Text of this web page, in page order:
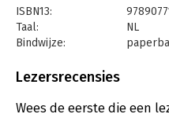
Het Doorleefboek is geschikt
basisschoolleeftijd. Er zijn
voor verschillende
actieve opdrachten om
opdrachten om het netwerk
ISBN13:
Taal:
NL
Bindwijze:
Uitgever:
Verschijningsdatum:
18-9-
Lezersrecensies
Wees de eerste die een